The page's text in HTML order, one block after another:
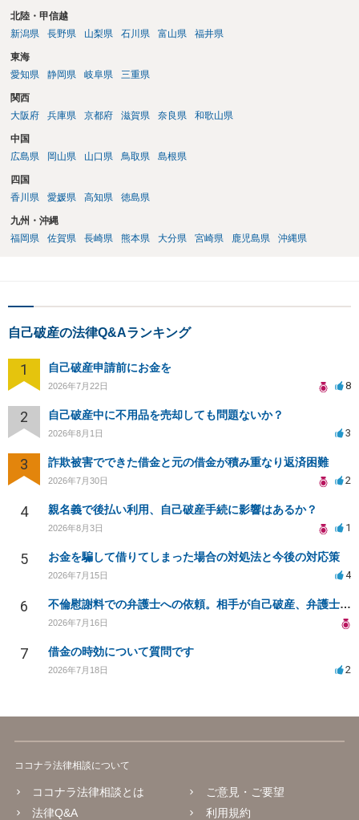
北陸・甲信越
新潟県
長野県 山梨県 石川県 富山県 福井県
東海
愛知県
静岡県 岐阜県 三重県
関西
大阪府
兵庫県 京都府 滋賀県 奈良県 和歌山県
中国
広島県
岡山県 山口県 鳥取県 島根県
四国
香川県
愛媛県 高知県 徳島県
九州・沖縄
福岡県
佐賀県 長崎県 熊本県 大分県 宮崎県 鹿児島県 沖縄県
自己破産の法律Q&Aランキング
1 自己破産申請前にお金を
2026年7月22日 8
2 自己破産中に不用品を売却しても問題ないか？
2026年8月1日 3
3 詐欺被害でできた借金と元の借金が積み重なり返済困難
2026年7月30日 2
4 親名義で後払い利用、自己破産手続に影響はあるか？
2026年8月3日 1
5 お金を騙して借りてしまった場合の対処法と今後の対応策
2026年7月15日 4
6 不倫慰謝料での弁護士への依頼。相手が自己破産、弁護士との契約範囲は？
2026年7月16日
7 借金の時効について質問です
2026年7月18日 2
ココナラ法律相談について
ココナラ法律相談とは
法律Q&A
ご意見・ご要望
利用規約